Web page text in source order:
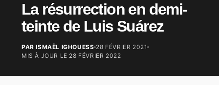
La résurrection en demi-
teinte de Luis Suárez
PAR ISMAËL IGHOUESS 28 FÉVRIER 2021
MIS À JOUR LE 28 FÉVRIER 2022